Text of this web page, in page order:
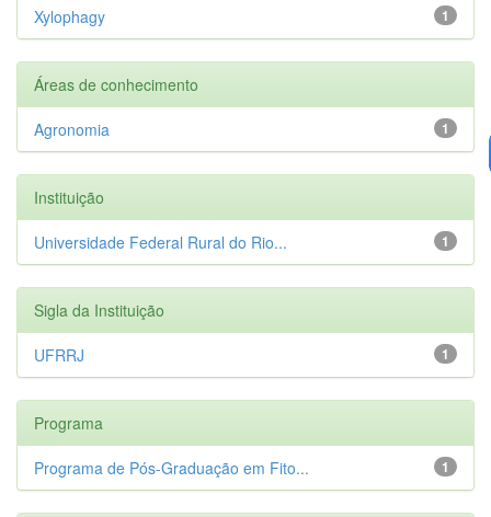
1
Xylophagy
Áreas de conhecimento
1
Agronomia
Instituição
1
Universidade Federal Rural do Rio...
Sigla da Instituição
1
UFRRJ
Programa
1
Programa de Pós-Graduação em Fito...